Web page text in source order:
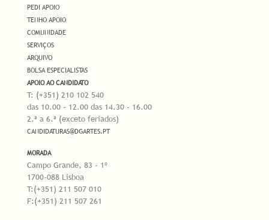
PEDI APOIO
TENHO APOIO
COMUNIDADE
SERVIÇOS
ARQUIVO
BOLSA ESPECIALISTAS
APOIO AO CANDIDATO
T: (+351) 210 102 540
das 10.00 - 12.00 das 14.30 - 16.00
2.ª a 6.ª (exceto feriados)
CANDIDATURAS@DGARTES.PT
MORADA
Campo Grande, 83 - 1º
1700-088 Lisboa
T:(+351) 211 507 010
F:(+351) 211 507 261